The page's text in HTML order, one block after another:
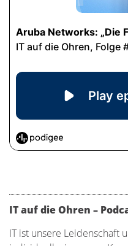
IT auf die Ohren –
IT ist unsere Leidenschaft